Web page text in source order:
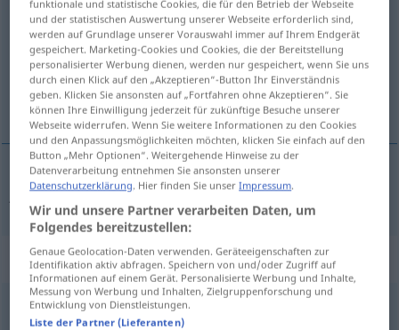
Dutzendwaref <Dutzendware ;-n> FIG
Übersicht aller Übersetzungen
(Für mehr Details die Übersetzung anklicken/antippen)
jeftina roba
jeftinaroba Dutzendware
Synonyme für "Dutzendware"
Massenartikel
funktionale und statistische Cookies, die für den Betrieb der Webseite
und der statistischen Auswertung unserer Webseite erforderlich sind,
werden auf Grundlage unserer Vorauswahl immer auf Ihrem Endgerät
gespeichert. Marketing-Cookies und Cookies, die der Bereitstellung
personalisierter Werbung dienen, werden nur gespeichert, wenn Sie uns
durch einen Klick auf den „Akzeptieren“-Button Ihr Einverständnis
geben. Klicken Sie ansonsten auf „Fortfahren ohne Akzeptieren“. Sie
können Ihre Einwilligung jederzeit für zukünftige Besuche unserer
Webseite widerrufen. Wenn Sie weitere Informationen zu den Cookies
und den Anpassungsmöglichkeiten möchten, klicken Sie einfach auf den
Button „Mehr Optionen“. Weitergehende Hinweise zu der
Datenverarbeitung entnehmen Sie ansonsten unserer
Datenschutzerklärung. Hier finden Sie unserImpressum.
Wir und unsere Partner verarbeiten Daten, um
Folgendes bereitzustellen:
Genaue Geolocation-Daten verwenden. Geräteeigenschaften zur
Identifikation aktiv abfragen. Speichern von und/oder Zugriff auf
Informationen auf einem Gerät. Personalisierte Werbung und Inhalte,
Messung von Werbung und Inhalten, Zielgruppenforschung und
Entwicklung von Dienstleistungen.
Liste der Partner (Lieferanten)